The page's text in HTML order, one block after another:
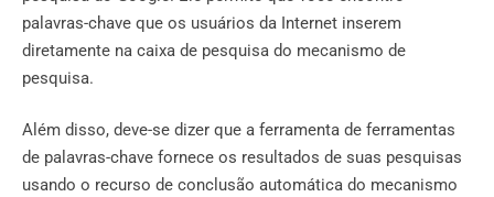
palavras-chave que os usuários da Internet inserem
diretamente na caixa de pesquisa do mecanismo de
pesquisa.
Além disso, deve-se dizer que a ferramenta de ferramentas
de palavras-chave fornece os resultados de suas pesquisas
usando o recurso de conclusão automática do mecanismo